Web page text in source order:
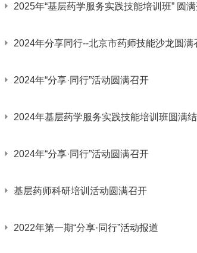
2025年“基层药学服务实践技能培训班” 圆
2024年分享同行--北京市药师技能沙龙圆满
2024年“分享·同行”活动圆满召开
2024年基层药学服务实践技能培训班圆满
2024年“分享·同行”活动圆满召开
基层药师科研培训活动圆满召开
2022年第一期“分享·同行”活动报道